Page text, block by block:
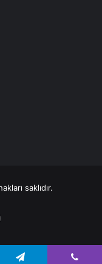
saklıdır.
Instagram